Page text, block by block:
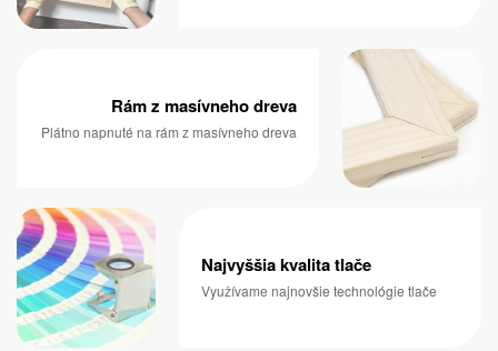
Rám z masívneho dreva
Plátno napnuté na rám z masívneho dreva
Najvyššia kvalita tlače
Využívame najnovšie technológie tlače